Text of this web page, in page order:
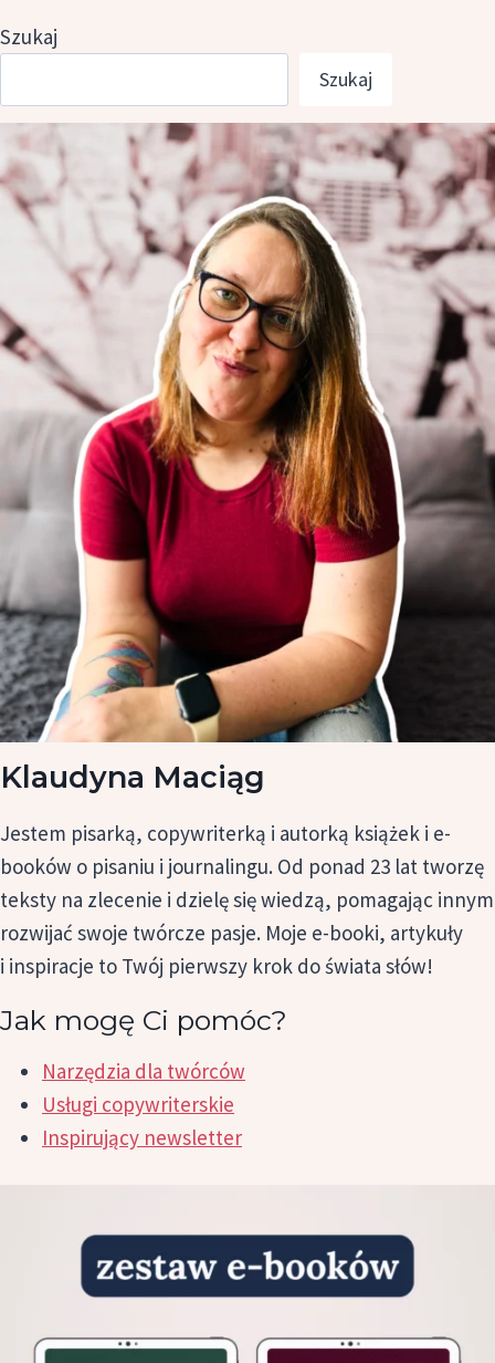
Szukaj
Szukaj
Klaudyna Maciąg
Jestem pisarką, copywriterką i autorką książek i e-
booków o pisaniu i journalingu. Od ponad 23 lat tworzę
teksty na zlecenie i dzielę się wiedzą, pomagając innym
rozwijać swoje twórcze pasje. Moje e-booki, artykuły
i inspiracje to Twój pierwszy krok do świata słów!
Jak mogę Ci pomóc?
Narzędzia dla twórców
Usługi copywriterskie
Inspirujący newsletter